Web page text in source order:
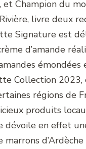
et Champion du
livre deux
Signature est
d’amande
Collection 2023,
régions de
produits
dévoile en effet
marrons